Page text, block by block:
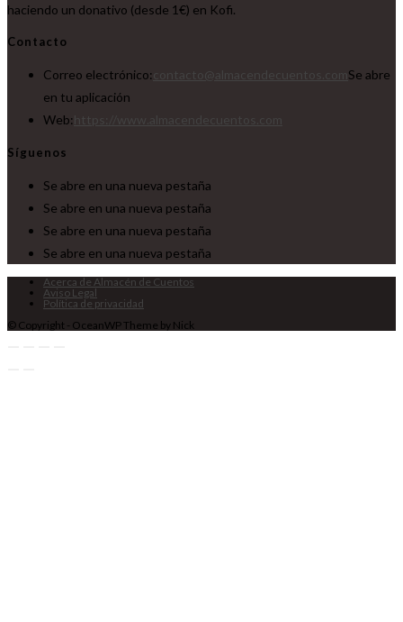
haciendo un donativo (desde 1€) en Kofi.
Contacto
Correo electrónico:
Se abre
en tu aplicación
Web:
Síguenos
Se abre en una nueva pestaña
Se abre en una nueva pestaña
Se abre en una nueva pestaña
Se abre en una nueva pestaña
Acerca de Almacén de Cuentos
Aviso Legal
Política de privacidad
© Copyright - OceanWP Theme by Nick